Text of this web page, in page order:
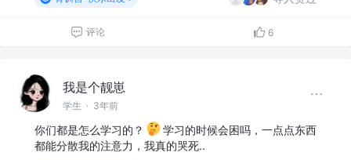
评论 6
我是个靓崽
学生 · 3年前
你们都是怎么学习的？
学习的时候会困吗，一点点东西
都能分散我的注意力，我真的哭死..